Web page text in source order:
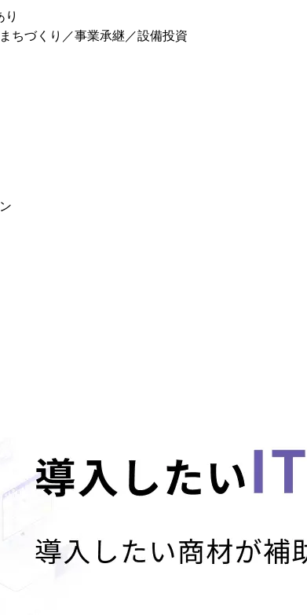
り
ちづくり／事業承継／設備投資